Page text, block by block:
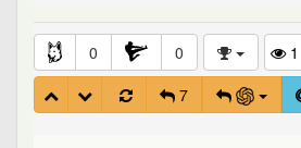
0 0
1
7